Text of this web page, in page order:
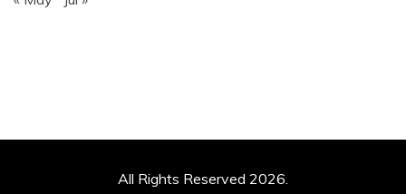
All Rights Reserved 2026.